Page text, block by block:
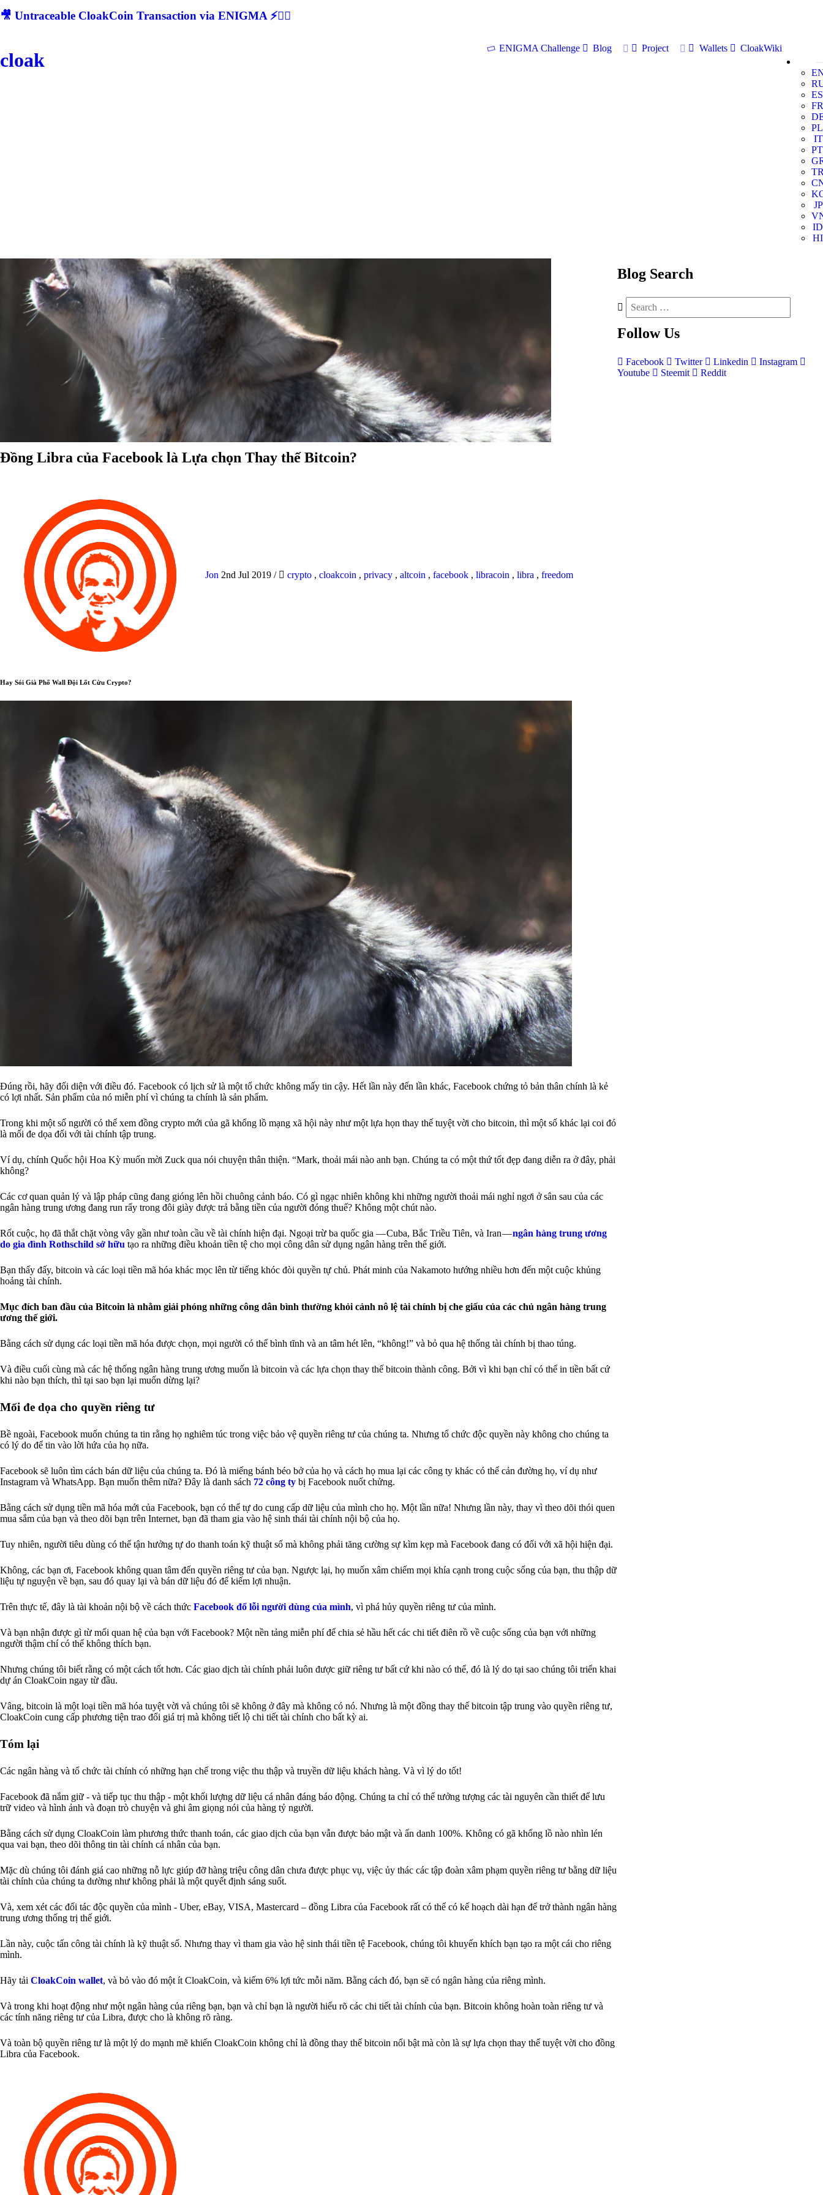
🎥 Untraceable CloakCoin Transaction via ENIGMA ⚡🕵‍♂
cloak
ENIGMA Challenge Blog Project Wallets
CloakWiki
ES
FR
PL
IT
PT
JP
ID
HI
Đồng Libra của Facebook là Lựa chọn Thay thế Bitcoin?
Jon 2nd Jul 2019 / crypto , cloakcoin , privacy , altcoin , facebook , libracoin , libra , freedom
Hay Sói Già Phố Wall Đội Lốt Cừu Crypto?
Đúng rồi, hãy đối diện với điều đó. Facebook có lịch sử là một tổ chức không mấy tin cậy. Hết lần này đến lần khác, Facebook chứng tỏ bản thân chính là kẻ
có lợi nhất. Sản phẩm của nó miễn phí vì chúng ta chính là sản phẩm.
Trong khi một số người có thể xem đồng crypto mới của gã khổng lồ mạng xã hội này như một lựa họn thay thế tuyệt vời cho bitcoin, thì một số khác lại coi đó
là mối đe dọa đối với tài chính tập trung.
Ví dụ, chính Quốc hội Hoa Kỳ muốn mời Zuck qua nói chuyện thân thiện. “Mark, thoải mái nào anh bạn. Chúng ta có một thứ tốt đẹp đang diễn ra ở đây, phải
không?
Các cơ quan quản lý và lập pháp cũng đang gióng lên hồi chuông cảnh báo. Có gì ngạc nhiên không khi những người thoải mái nghỉ ngơi ở sân sau của các
ngân hàng trung ương đang run rẩy trong đôi giày được trả bằng tiền của người đóng thuế? Không một chút nào.
Rốt cuộc, họ đã thắt chặt vòng vây gần như toàn cầu về tài chính hiện đại. Ngoại trừ ba quốc gia — Cuba, Bắc Triều Tiên, và Iran —ngân hàng trung ương
do gia đình Rothschild sở hữu tạo ra những điều khoản tiền tệ cho mọi công dân sử dụng ngân hàng trên thế giới.
Bạn thấy đấy, bitcoin và các loại tiền mã hóa khác mọc lên từ tiếng khóc đòi quyền tự chủ. Phát minh của Nakamoto hướng nhiều hơn đến một cuộc khủng
hoảng tài chính.
Mục đích ban đầu của Bitcoin là nhằm giải phóng những công dân bình thường khỏi cảnh nô lệ tài chính bị che giấu của các chủ ngân hàng trung
ương thế giới.
Bằng cách sử dụng các loại tiền mã hóa được chọn, mọi người có thể bình tĩnh và an tâm hét lên, “không!” và bỏ qua hệ thống tài chính bị thao túng.
Và điều cuối cùng mà các hệ thống ngân hàng trung ương muốn là bitcoin và các lựa chọn thay thế bitcoin thành công. Bởi vì khi bạn chỉ có thể in tiền bất cứ
khi nào bạn thích, thì tại sao bạn lại muốn dừng lại?
Mối đe dọa cho quyền riêng tư
Bề ngoài, Facebook muốn chúng ta tin rằng họ nghiêm túc trong việc bảo vệ quyền riêng tư của chúng ta. Nhưng tổ chức độc quyền này không cho chúng ta
có lý do để tin vào lời hứa của họ nữa.
Facebook sẽ luôn tìm cách bán dữ liệu của chúng ta. Đó là miếng bánh béo bở của họ và cách họ mua lại các công ty khác có thể cản đường họ, ví dụ như
Instagram và WhatsApp. Bạn muốn thêm nữa? Đây là danh sách 72 công ty bị Facebook nuốt chửng.
Bằng cách sử dụng tiền mã hóa mới của Facebook, bạn có thể tự do cung cấp dữ liệu của mình cho họ. Một lần nữa! Nhưng lần này, thay vì theo dõi thói quen
mua sắm của bạn và theo dõi bạn trên Internet, bạn đã tham gia vào hệ sinh thái tài chính nội bộ của họ.
Tuy nhiên, người tiêu dùng có thể tận hưởng tự do thanh toán kỹ thuật số mà không phải tăng cường sự kìm kẹp mà Facebook đang có đối với xã hội hiện đại.
Không, các bạn ơi, Facebook không quan tâm đến quyền riêng tư của bạn. Ngược lại, họ muốn xâm chiếm mọi khía cạnh trong cuộc sống của bạn, thu thập dữ
liệu tự nguyện về bạn, sau đó quay lại và bán dữ liệu đó để kiếm lợi nhuận.
Trên thực tế, đây là tài khoản nội bộ về cách thức Facebook đổ lỗi người dùng của mình, vì phá hủy quyền riêng tư của mình.
Và bạn nhận được gì từ mối quan hệ của bạn với Facebook? Một nền tảng miễn phí để chia sẻ hầu hết các chi tiết điên rồ về cuộc sống của bạn với những
người thậm chí có thể không thích bạn.
Nhưng chúng tôi biết rằng có một cách tốt hơn. Các giao dịch tài chính phải luôn được giữ riêng tư bất cứ khi nào có thể, đó là lý do tại sao chúng tôi triển khai
dự án CloakCoin ngay từ đầu.
Vâng, bitcoin là một loại tiền mã hóa tuyệt vời và chúng tôi sẽ không ở đây mà không có nó. Nhưng là một đồng thay thế bitcoin tập trung vào quyền riêng tư,
CloakCoin cung cấp phương tiện trao đổi giá trị mà không tiết lộ chi tiết tài chính cho bất kỳ ai.
Tóm lại
Các ngân hàng và tổ chức tài chính có những hạn chế trong việc thu thập và truyền dữ liệu khách hàng. Và vì lý do tốt!
Facebook đã nắm giữ - và tiếp tục thu thập - một khối lượng dữ liệu cá nhân đáng báo động. Chúng ta chỉ có thể tưởng tượng các tài nguyên cần thiết để lưu
trữ video và hình ảnh và đoạn trò chuyện và ghi âm giọng nói của hàng tỷ người.
Bằng cách sử dụng CloakCoin làm phương thức thanh toán, các giao dịch của bạn vẫn được bảo mật và ẩn danh 100%. Không có gã khổng lồ nào nhìn lén
qua vai bạn, theo dõi thông tin tài chính cá nhân của bạn.
Mặc dù chúng tôi đánh giá cao những nỗ lực giúp đỡ hàng triệu công dân chưa được phục vụ, việc ủy thác các tập đoàn xâm phạm quyền riêng tư bằng dữ liệu
tài chính của chúng ta dường như không phải là một quyết định sáng suốt.
Và, xem xét các đối tác độc quyền của mình - Uber, eBay, VISA, Mastercard – đồng Libra của Facebook rất có thể có kế hoạch dài hạn để trở thành ngân hàng
trung ương thống trị thế giới.
Lần này, cuộc tấn công tài chính là kỹ thuật số. Nhưng thay vì tham gia vào hệ sinh thái tiền tệ Facebook, chúng tôi khuyến khích bạn tạo ra một cái cho riêng
mình.
Hãy tải CloakCoin wallet, và bỏ vào đó một ít CloakCoin, và kiếm 6% lợi tức mỗi năm. Bằng cách đó, bạn sẽ có ngân hàng của riêng mình.
Và trong khi hoạt động như một ngân hàng của riêng bạn, bạn và chỉ bạn là người hiểu rõ các chi tiết tài chính của bạn. Bitcoin không hoàn toàn riêng tư và
các tính năng riêng tư của Libra, được cho là không rõ ràng.
Và toàn bộ quyền riêng tư là một lý do mạnh mẽ khiến CloakCoin không chỉ là đồng thay thế bitcoin nổi bật mà còn là sự lựa chọn thay thế tuyệt vời cho đồng
Libra của Facebook.
Blog Search
Follow Us
Facebook Twitter Linkedin
Instagram
Youtube
Steemit Reddit